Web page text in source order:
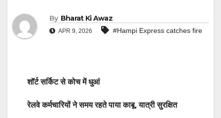
By Bharat Ki Awaz
APR 9, 2026 #Hampi Express catches fire
शॉर्ट सर्किट से कोच में धुआं
रेलवे कर्मचारियों ने समय रहते पाया काबू, यात्री सुरक्षित